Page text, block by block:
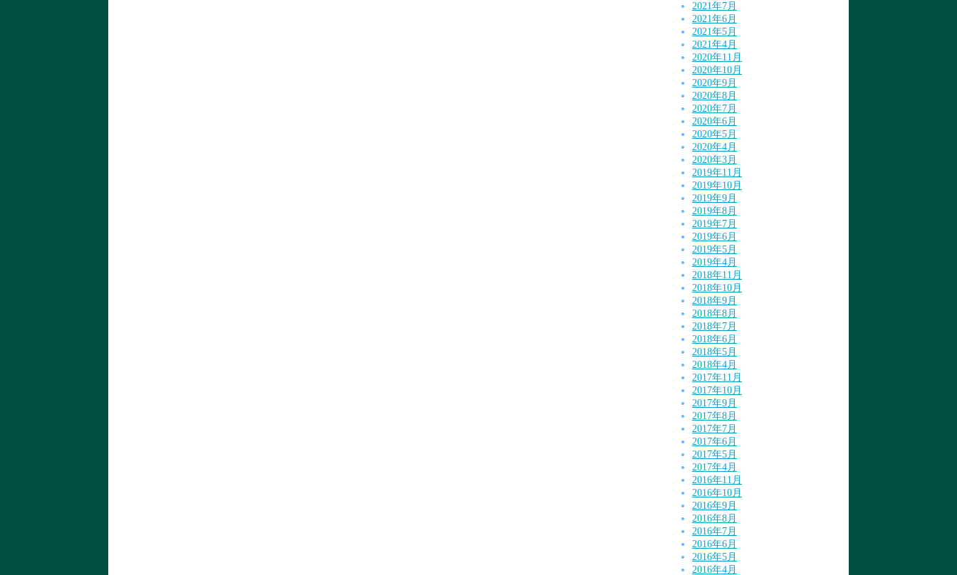
2021年7月
2021年6月
2021年5月
2021年4月
2020年11月
2020年10月
2020年9月
2020年8月
2020年7月
2020年6月
2020年5月
2020年4月
2020年3月
2019年11月
2019年10月
2019年9月
2019年8月
2019年7月
2019年6月
2019年5月
2019年4月
2018年11月
2018年10月
2018年9月
2018年8月
2018年7月
2018年6月
2018年5月
2018年4月
2017年11月
2017年10月
2017年9月
2017年8月
2017年7月
2017年6月
2017年5月
2017年4月
2016年11月
2016年10月
2016年9月
2016年8月
2016年7月
2016年6月
2016年5月
2016年4月